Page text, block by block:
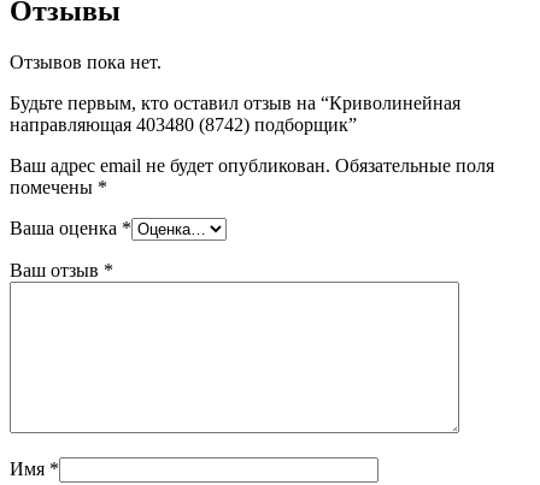
Отзывы
Отзывов пока нет.
Будьте первым, кто оставил отзыв на “Криволинейная
направляющая 403480 (8742) подборщик”
Ваш адрес email не будет опубликован. Обязательные поля
помечены *
Ваша оценка *
Ваш отзыв *
Имя *